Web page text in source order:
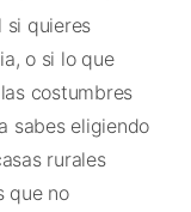
si quieres
o si lo que
costumbres
sabes eligiendo
rurales
que no